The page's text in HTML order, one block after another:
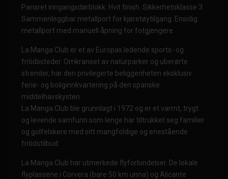
Pansret inngangsdørblokk. Hvit finish. Sikkerhetsklasse 3.
Sammenleggbar metallport for kjøretøytilgang. Ensidig
metallport med manuell åpning for fotgjengere.
La Manga Club er et av Europas ledende sports- og
fritidssteder. Omkranset av naturparker og uberørte
strender, har den privilegerte beliggenheten eksklusiv
ferie- og boliginnkvartering på den spanske
middelhavskysten.
La Manga Club ble grunnlagt i 1972 og er et varmt, trygt
og levende samfunn som lenge har tiltrukket seg familier
og golfelskere med sitt mangfoldige og enestående
fritidstilbud.
La Manga Club har utmerkede flyforbindelser. De lokale
flyplassene i Corvera (bare 50 km unna) og Alicante